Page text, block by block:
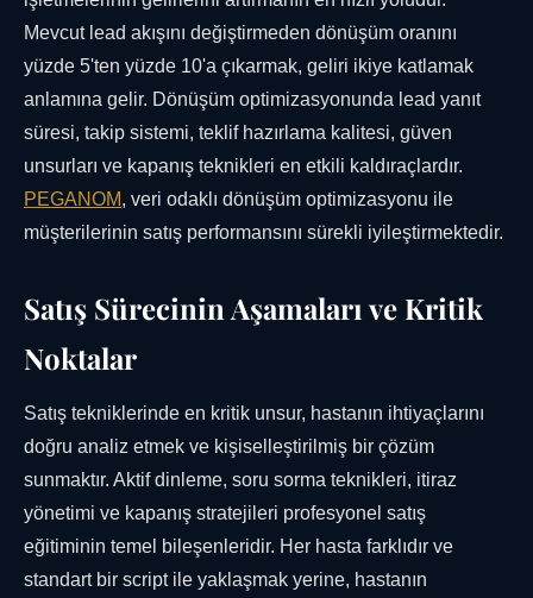
Mevcut lead akışını değiştirmeden dönüşüm oranını
yüzde 5'ten yüzde 10'a çıkarmak, geliri ikiye katlamak
anlamına gelir. Dönüşüm optimizasyonunda lead yanıt
süresi, takip sistemi, teklif hazırlama kalitesi, güven
unsurları ve kapanış teknikleri en etkili kaldıraçlardır.
PEGANOM, veri odaklı dönüşüm optimizasyonu ile
müşterilerinin satış performansını sürekli iyileştirmektedir.
Satış Sürecinin Aşamaları ve Kritik
Noktalar
Satış tekniklerinde en kritik unsur, hastanın ihtiyaçlarını
doğru analiz etmek ve kişiselleştirilmiş bir çözüm
sunmaktır. Aktif dinleme, soru sorma teknikleri, itiraz
yönetimi ve kapanış stratejileri profesyonel satış
eğitiminin temel bileşenleridir. Her hasta farklıdır ve
standart bir script ile yaklaşmak yerine, hastanın